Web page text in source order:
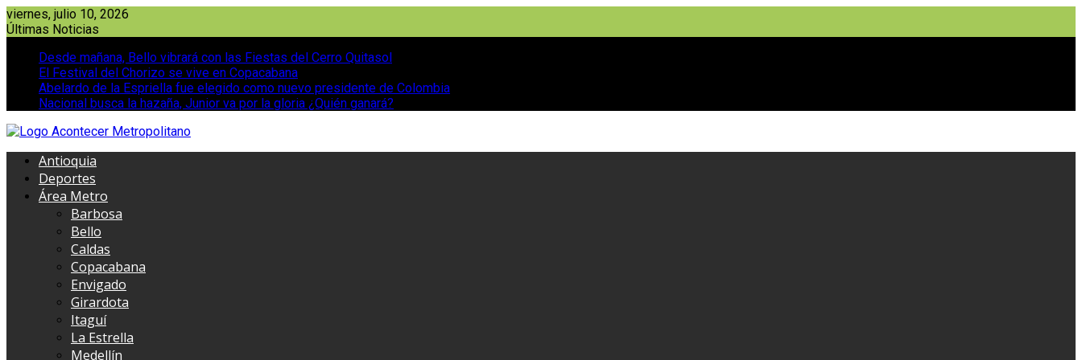
Saltar
al
viernes, julio 10, 2026
Últimas Noticias
Desde mañana, Bello vibrará con las Fiestas del Cerro Quitasol
El Festival del Chorizo se vive en Copacabana
Abelardo de la Espriella fue elegido como nuevo presidente de Colombia
Nacional busca la hazaña, Junior va por la gloria ¿Quién ganará?
Antioquia
Deportes
Área Metro
Barbosa
Bello
Caldas
Copacabana
Envigado
Girardota
Itaguí
La Estrella
Medellín